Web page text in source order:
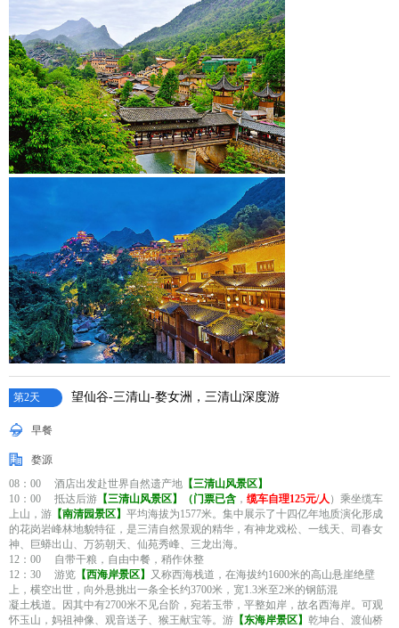
第2天 望仙谷-三清山-婺女洲，三清山深度游
早餐
婺源
08：00 酒店出发赴世界自然遗产地 【三清山风景区】
10：00 抵达后游 【三清山风景区】（门票已含 ， 缆车自理125元/人 ）乘坐缆车
上山，游 【南清园景区】 平均海拔为1577米。集中展示了十四亿年地质演化形成
的花岗岩峰林地貌特征，是三清自然景观的精华，有神龙戏松、一线天、司春女
神、巨蟒出山、万笏朝天、仙苑秀峰、三龙出海。
12：00 自带干粮，自由中餐，稍作休整
12：30 游览 【西海岸景区】 又称西海栈道，在海拔约1600米的高山悬崖绝壁
上，横空出世，向外悬挑出一条全长约3700米，宽1.3米至2米的钢筋混
凝土栈道。因其中有2700米不见台阶，宛若玉带，平整如岸，故名西海岸。可观
怀玉山，妈祖神像、观音送子、猴王献宝等。游 【东海岸景区】 乾坤台、渡仙桥